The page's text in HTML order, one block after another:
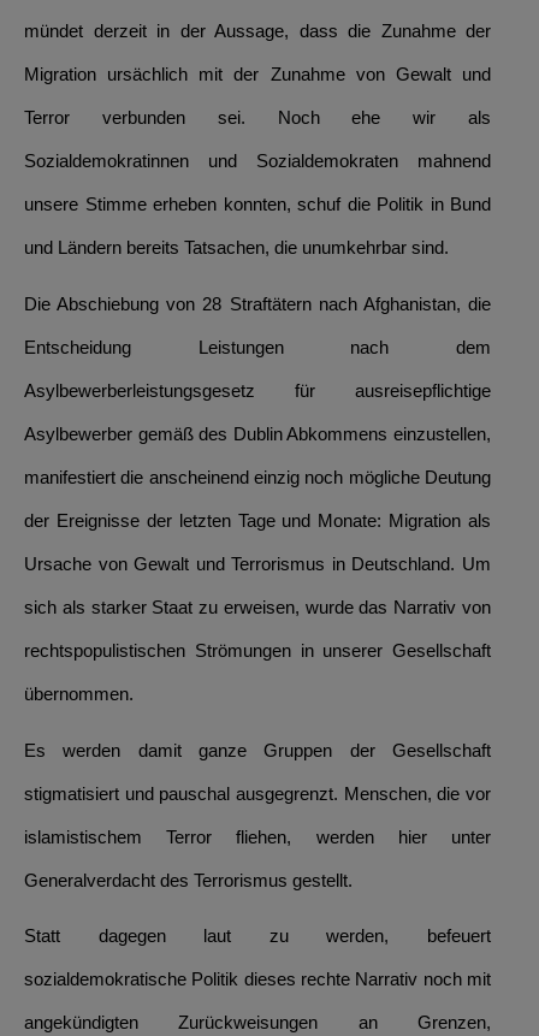
mündet derzeit in der Aussage, dass die Zunahme der
Migration ursächlich mit der Zunahme von Gewalt und
Terror verbunden sei. Noch ehe wir als
Sozialdemokratinnen und Sozialdemokraten mahnend
unsere Stimme erheben konnten, schuf die Politik in Bund
und Ländern bereits Tatsachen, die unumkehrbar sind.
Die Abschiebung von 28 Straftätern nach Afghanistan, die
Entscheidung Leistungen nach dem
Asylbewerberleistungsgesetz für ausreisepflichtige
Asylbewerber gemäß des Dublin Abkommens einzustellen,
manifestiert die anscheinend einzig noch mögliche Deutung
der Ereignisse der letzten Tage und Monate: Migration als
Ursache von Gewalt und Terrorismus in Deutschland. Um
sich als starker Staat zu erweisen, wurde das Narrativ von
rechtspopulistischen Strömungen in unserer Gesellschaft
übernommen.
Es werden damit ganze Gruppen der Gesellschaft
stigmatisiert und pauschal ausgegrenzt. Menschen, die vor
islamistischem Terror fliehen, werden hier unter
Generalverdacht des Terrorismus gestellt.
Statt dagegen laut zu werden, befeuert
sozialdemokratische Politik dieses rechte Narrativ noch mit
angekündigten Zurückweisungen an Grenzen,